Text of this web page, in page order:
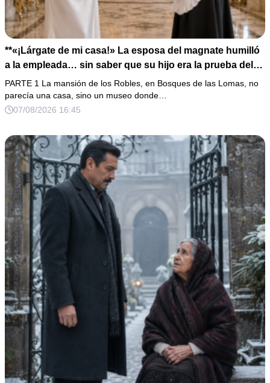
**«¡Lárgate de mi casa!» La esposa del magnate humilló
a la empleada… sin saber que su hijo era la prueba del
secreto que todos habían enterrado*
PARTE 1 La mansión de los Robles, en Bosques de las Lomas, no
parecía una casa, sino un museo donde…
07/08/2026 16:45